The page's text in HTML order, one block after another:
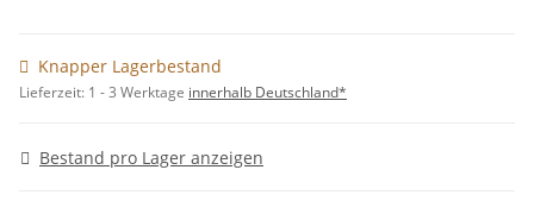
Knapper Lagerbestand
Lieferzeit: 1 - 3 Werktage innerhalb Deutschland*
Bestand pro Lager anzeigen